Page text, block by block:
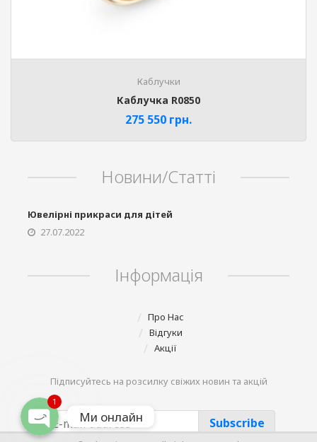
Каблучки
Каблучка R0850
275 550 грн.
Новини/Статті
Ювелірні прикраси для дітей
27.07.2022
Інформація
Про Нас
Відгуки
Акції
Підписуйтесь на розсилку свіжих новин та акцій
1
Ми онлайн